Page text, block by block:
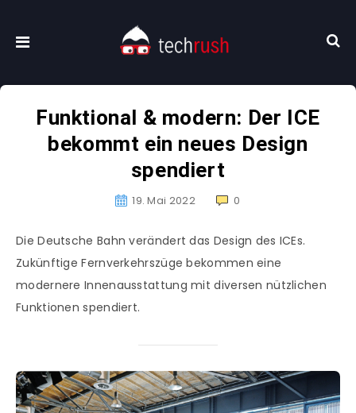
Funktional & modern: Der ICE
bekommt ein neues Design
spendiert
19. Mai 2022 0
Die Deutsche Bahn verändert das Design des ICEs.
Zukünftige Fernverkehrszüge bekommen eine
modernere Innenausstattung mit diversen nützlichen
Funktionen spendiert.